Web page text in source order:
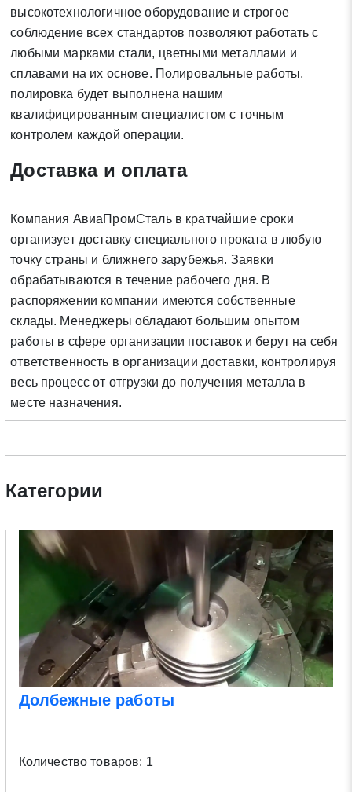
Поиск
высокотехнологичное оборудование и строгое
соблюдение всех стандартов позволяют работать с
любыми марками стали, цветными металлами и
сплавами на их основе. Полировальные работы,
полировка будет выполнена нашим
квалифицированным специалистом с точным
контролем каждой операции.
Доставка и оплата
Компания АвиаПромСталь в кратчайшие сроки
организует доставку специального проката в любую
точку страны и ближнего зарубежья. Заявки
обрабатываются в течение рабочего дня. В
распоряжении компании имеются собственные
склады. Менеджеры обладают большим опытом
работы в сфере организации поставок и берут на себя
ответственность в организации доставки, контролируя
весь процесс от отгрузки до получения металла в
месте назначения.
Категории
Долбежные работы
Количество товаров: 1
Отправить заявку
Нажимая на кнопку «Отправить заявку» Вы даете согласие
на обработку своих персональных данных в соответствии со
«О персональных данных», а также соглашаетесь на
информационную рассылку по средством e-mail или СМС